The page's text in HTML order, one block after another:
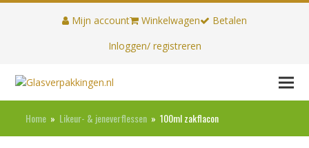
Mijn account Winkelwagen
Betalen
Inloggen/ registreren
Home » Likeur- & jeneverflessen » 100ml zakflacon